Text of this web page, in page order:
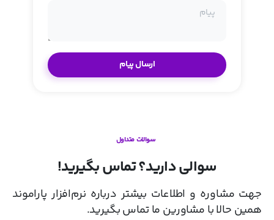
سوالات متداول
سوالی دارید؟ تماس بگیرید!
جهت مشاوره و اطلاعات بیشتر درباره نرم‌افزار پاراموند
همین حالا با مشاورین ما تماس بگیرید.